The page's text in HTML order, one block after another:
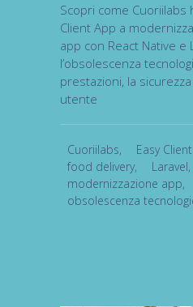
Scopri come Cuoriilabs
Client App a
app con React Native e
l’obsolescenza
prestazioni, la
utente
Cuoriilabs, Easy
food delivery, Laravel,
modernizzazione app,
obsolescenza